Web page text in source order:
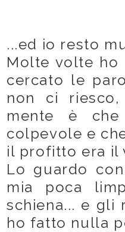
...ed io resto
Molte volte ho
cercato le
non ci
mente è che
colpevole e
il profitto era il
Lo guardo
mia poca
schiena... e gli
ho fatto nulla